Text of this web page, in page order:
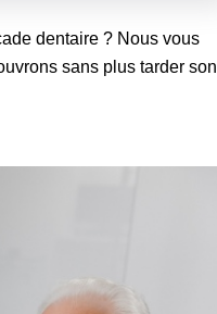
dentaire ? Nous vous
sans plus tarder son